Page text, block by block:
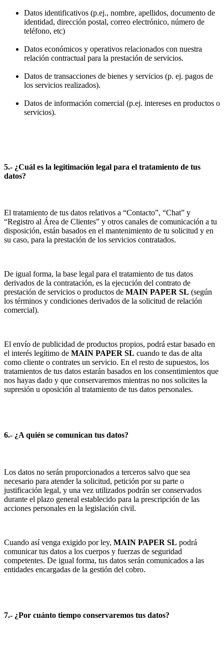
Datos identificativos (p.ej., nombre, apellidos, documento de
identidad, dirección postal, correo electrónico, número de
teléfono, etc)
Datos económicos y operativos relacionados con nuestra
relación contractual para la prestación de servicios.
Datos de transacciones de bienes y servicios (p. ej. pagos de
los servicios realizados).
Datos de información comercial (p.ej. intereses en productos o
servicios).
5.- ¿Cuál es la legitimación legal para el tratamiento de tus
datos?
El tratamiento de tus datos relativos a “Contacto”, “Chat” y
“Registro al Área de Clientes” y otros canales de comunicación a tu
disposición, están basados en el mantenimiento de tu solicitud y en
su caso, para la prestación de los servicios contratados.
De igual forma, la base legal para el tratamiento de tus datos
derivados de la contratación, es la ejecución del contrato de
prestación de servicios o productos de MAIN PAPER SL (según
los términos y condiciones derivados de la solicitud de relación
comercial).
El envío de publicidad de productos propios, podrá estar basado en
el interés legítimo de MAIN PAPER SL cuando te das de alta
como cliente o contrates un servicio. En el resto de supuestos, los
tratamientos de tus datos estarán basados en los consentimientos que
nos hayas dado y que conservaremos mientras no nos solicites la
supresión u oposición al tratamiento de tus datos personales.
6.- ¿A quién se comunican tus datos?
Los datos no serán proporcionados a terceros salvo que sea
necesario para atender la solicitud, petición por su parte o
justificación legal, y una vez utilizados podrán ser conservados
durante el plazo general establecido para la prescripción de las
acciones personales en la legislación civil.
Cuando así venga exigido por ley, MAIN PAPER SL podrá
comunicar tus datos a los cuerpos y fuerzas de seguridad
competentes. De igual forma, tus datos serán comunicados a las
entidades encargadas de la gestión del cobro.
7.- ¿Por cuánto tiempo conservaremos tus datos?